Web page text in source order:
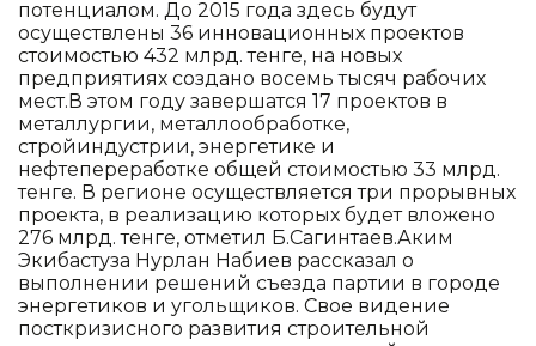
потенциалом. До 2015 года здесь будут
осуществлены 36 инновационных проектов
стоимостью 432 млрд. тенге, на новых
предприятиях создано восемь тысяч рабочих
мест.В этом году завершатся 17 проектов в
металлургии, металлообработке,
стройиндустрии, энергетике и
нефтепереработке общей стоимостью 33 млрд.
тенге. В регионе осуществляется три прорывных
проекта, в реализацию которых будет вложено
276 млрд. тенге, отметил Б.Сагинтаев.Аким
Экибастуза Нурлан Набиев рассказал о
выполнении решений съезда партии в городе
энергетиков и угольщиков. Свое видение
посткризисного развития строительной